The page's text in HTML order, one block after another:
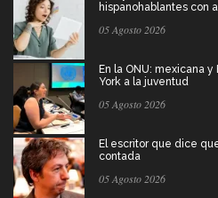
hispanohablantes con
05 Agosto 2026
En la ONU: mexicana
York a la juventud
05 Agosto 2026
El escritor que dice
contada
05 Agosto 2026